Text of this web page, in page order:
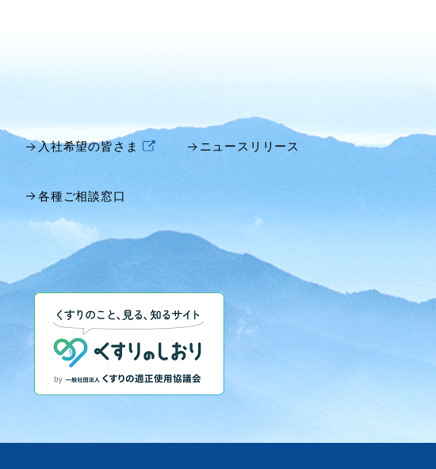
入社希望の皆さま ニュースリリース
各種ご相談窓口